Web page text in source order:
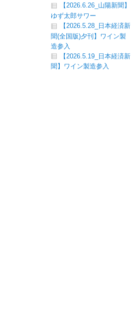
【2026.6.26_山陽新聞】
ゆず太郎サワー
【2026.5.28_日本経済新
聞(全国版)夕刊】ワイン製
造参入
【2026.5.19_日本経済新
聞】ワイン製造参入